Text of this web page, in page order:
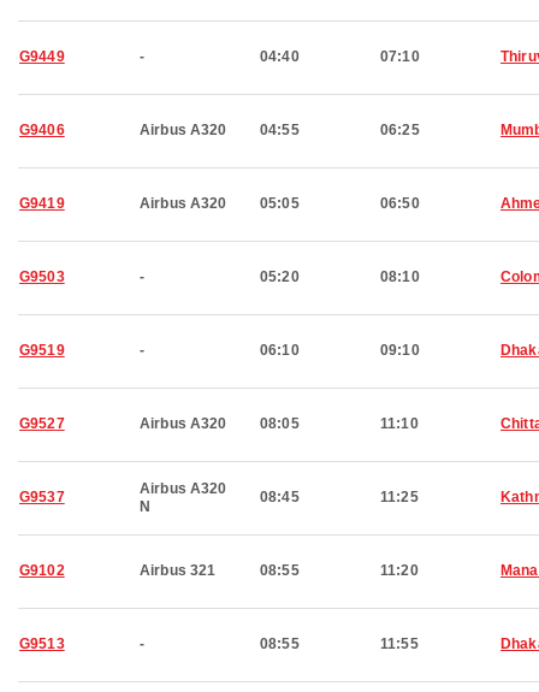
G9449 - 04:40 07:10
G9406 Airbus A320 04:55 06:25
G9419 Airbus A320 05:05 06:50
G9503 - 05:20 08:10
G9519 - 06:10 09:10
G9527 Airbus A320 08:05 11:10
G9537
Airbus A320
N
08:45 11:25
G9102 Airbus 321 08:55 11:20
G9513 - 08:55 11:55